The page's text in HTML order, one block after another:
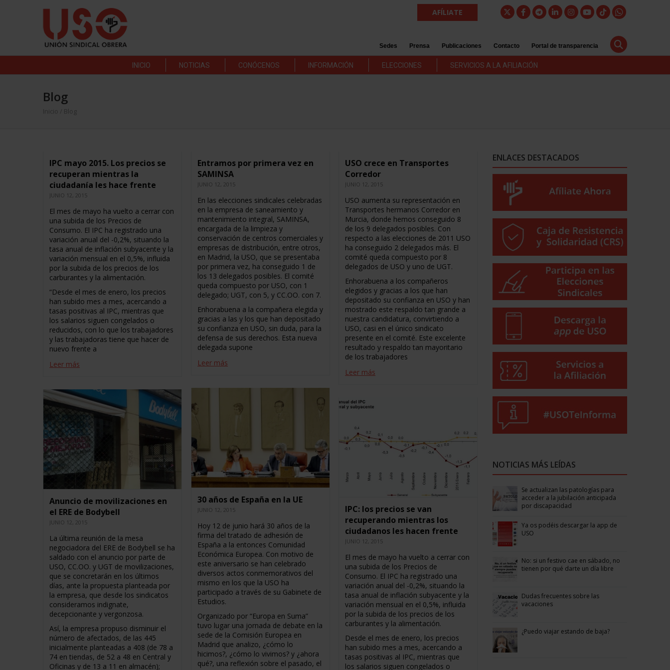
AFÍLIATE
Sedes Prensa Publicaciones Contacto Portal de transparencia
INICIO NOTICIAS CONÓCENOS INFORMACIÓN ELECCIONES SERVICIOS A LA AFILIACIÓN
Blog
Inicio / Blog
IPC mayo 2015. Los precios se
recuperan mientras la
ciudadanía les hace frente
JUNIO 12, 2015
El mes de mayo ha vuelto a cerrar con
una subida de los Precios de
Consumo. El IPC ha registrado una
variación anual del -0,2%, situando la
tasa anual de inflación subyacente y la
variación mensual en el 0,5%, influida
por la subida de los precios de los
carburantes y la alimentación.
“Desde el mes de enero, los precios
han subido mes a mes, acercando a
tasas positivas al IPC, mientras que
los salarios siguen congelados o
reducidos, con lo que los trabajadores
y las trabajadoras tiene que hacer de
nuevo frente a
Leer más
Entramos por primera vez en
SAMINSA
JUNIO 12, 2015
En las elecciones sindicales celebradas
en la empresa de saneamiento y
mantenimiento integral, SAMINSA,
encargada de la limpieza y
conservación de centros comerciales y
empresas de distribución, entre otros,
en Madrid, la USO, que se presentaba
por primera vez, ha conseguido 1 de
los 13 delegados posibles. El comité
queda compuesto por USO, con 1
delegado; UGT, con 5, y CC.OO. con 7.
Enhorabuena a la compañera elegida y
gracias a las y los que han depositado
su confianza en USO, sin duda, para la
defensa de sus derechos. Esta nueva
delegada supone
Leer más
USO crece en Transportes
Corredor
JUNIO 12, 2015
USO aumenta su representación en
Transportes hermanos Corredor en
Murcia, donde hemos conseguido 8
de los 9 delegados posibles. Con
respecto a las elecciones de 2011 USO
ha conseguido 2 delegados más. El
comité queda compuesto por 8
delegados de USO y uno de UGT.
Enhorabuena a los compañeros
elegidos y gracias a los que han
depositado su confianza en USO y han
mostrado este respaldo tan grande a
nuestra candidatura, convirtiendo a
USO, casi en el único sindicato
presente en el comité. Este excelente
resultado y respaldo tan mayoritario
de los trabajadores
Leer más
30 años de España en la UE
JUNIO 12, 2015
Hoy 12 de junio hará 30 años de la
firma del tratado de adhesión de
España a la entonces Comunidad
Económica Europea. Con motivo de
este aniversario se han celebrado
diversos actos conmemorativos del
mismo en los que la USO ha
participado a través de su Gabinete de
Estudios.
Organizado por “Europa en Suma”
tuvo lugar una jornada de debate en la
sede de la Comisión Europea en
Madrid que analizo, ¿cómo lo
hicimos?, ¿cómo lo vivimos? y ¿ahora
qué?, una reflexión sobre el pasado, el
Anuncio de movilizaciones en
el ERE de Bodybell
JUNIO 12, 2015
La última reunión de la mesa
negociadora del ERE de Bodybell se ha
saldado con el anuncio por parte de
USO, CC.OO. y UGT de movilizaciones,
que se concretarán en los últimos
días, ante la propuesta planteada por
la empresa, que desde los sindicatos
consideramos indignate,
decepcionante y vergonzosa.
Así, la empresa propuso disminuir el
número de afectados, de las 445
inicialmente planteadas a 408 (de 78 a
74 en tiendas, de 52 a 48 en Central y
Oficinas y de 13 a 11 en almacén);
IPC: los precios se van
recuperando mientras los
ciudadanos les hacen frente
JUNIO 12, 2015
El mes de mayo ha vuelto a cerrar con
una subida de los Precios de
Consumo. El IPC ha registrado una
variación anual del -0,2%, situando la
tasa anual de inflación subyacente y la
variación mensual en el 0,5%, influida
por la subida de los precios de los
carburantes y la alimentación.
Desde el mes de enero, los precios
han subido mes a mes, acercando a
tasas positivas al IPC, mientras que
los salarios siguen congelados o
ENLACES DESTACADOS
NOTICIAS MÁS LEÍDAS
Se actualizan las patologías para
acceder a la jubilación anticipada
por discapacidad
Ya os podéis descargar la app de
USO
No: si un festivo cae en sábado, no
tienen por qué darte un día libre
Dudas frecuentes sobre las
vacaciones
¿Puedo viajar estando de baja?